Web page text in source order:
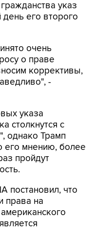
указ
его второго
очень
о праве
коррективы,
-
указа
столкнутся с
однако Трамп
его мнению, более
пройдут
постановил, что
права на